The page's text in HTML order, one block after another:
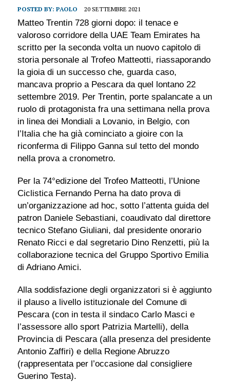
POSTED BY: PAOLO 20 SETTEMBRE 2021
Matteo Trentin 728 giorni dopo: il tenace e
valoroso corridore della UAE Team Emirates ha
scritto per la seconda volta un nuovo capitolo di
storia personale al Trofeo Matteotti, riassaporando
la gioia di un successo che, guarda caso,
mancava proprio a Pescara da quel lontano 22
settembre 2019. Per Trentin, porte spalancate a un
ruolo di protagonista fra una settimana nella prova
in linea dei Mondiali a Lovanio, in Belgio, con
l’Italia che ha già cominciato a gioire con la
riconferma di Filippo Ganna sul tetto del mondo
nella prova a cronometro.
Per la 74°edizione del Trofeo Matteotti, l’Unione
Ciclistica Fernando Perna ha dato prova di
un’organizzazione ad hoc, sotto l’attenta guida del
patron Daniele Sebastiani, coaudivato dal direttore
tecnico Stefano Giuliani, dal presidente onorario
Renato Ricci e dal segretario Dino Renzetti, più la
collaborazione tecnica del Gruppo Sportivo Emilia
di Adriano Amici.
Alla soddisfazione degli organizzatori si è aggiunto
il plauso a livello istituzionale del Comune di
Pescara (con in testa il sindaco Carlo Masci e
l’assessore allo sport Patrizia Martelli), della
Provincia di Pescara (alla presenza del presidente
Antonio Zaffiri) e della Regione Abruzzo
(rappresentata per l’occasione dal consigliere
Guerino Testa).